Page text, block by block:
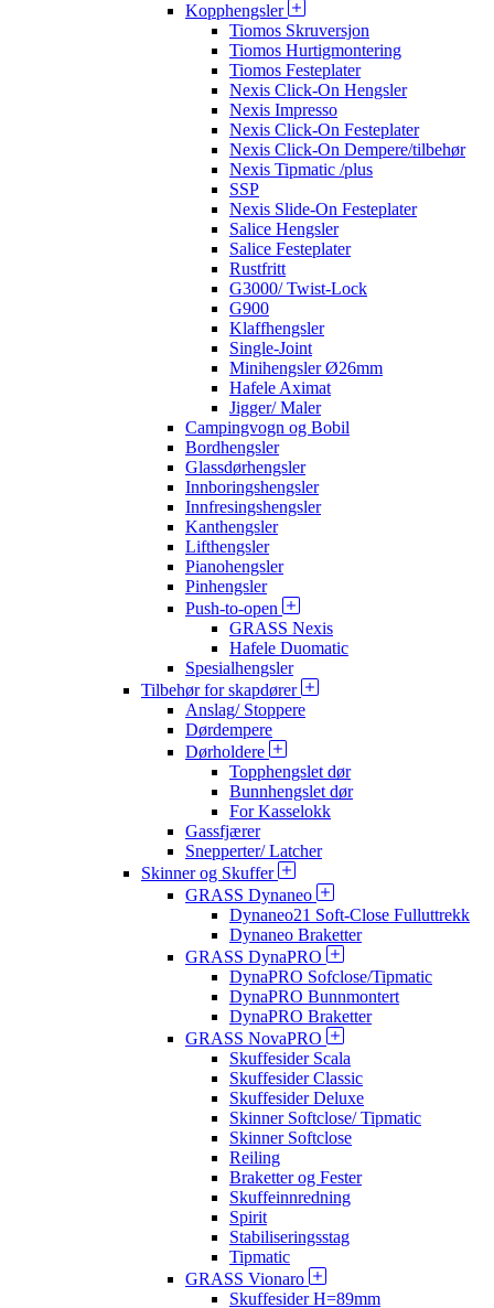
Kopphengsler
Tiomos Skruversjon
Tiomos Hurtigmontering
Tiomos Festeplater
Nexis Click-On Hengsler
Nexis Impresso
Nexis Click-On Festeplater
Nexis Click-On Dempere/tilbehør
Nexis Tipmatic /plus
SSP
Nexis Slide-On Festeplater
Salice Hengsler
Salice Festeplater
Rustfritt
G3000/ Twist-Lock
G900
Klaffhengsler
Single-Joint
Minihengsler Ø26mm
Hafele Aximat
Jigger/ Maler
Campingvogn og Bobil
Bordhengsler
Glassdørhengsler
Innboringshengsler
Innfresingshengsler
Kanthengsler
Lifthengsler
Pianohengsler
Pinhengsler
Push-to-open
GRASS Nexis
Hafele Duomatic
Spesialhengsler
Tilbehør for skapdører
Anslag/ Stoppere
Dørdempere
Dørholdere
Topphengslet dør
Bunnhengslet dør
For Kasselokk
Gassfjærer
Snepperter/ Latcher
Skinner og Skuffer
GRASS Dynaneo
Dynaneo21 Soft-Close Fulluttrekk
Dynaneo Braketter
GRASS DynaPRO
DynaPRO Sofclose/Tipmatic
DynaPRO Bunnmontert
DynaPRO Braketter
GRASS NovaPRO
Skuffesider Scala
Skuffesider Classic
Skuffesider Deluxe
Skinner Softclose/ Tipmatic
Skinner Softclose
Reiling
Braketter og Fester
Skuffeinnredning
Spirit
Stabiliseringsstag
Tipmatic
GRASS Vionaro
Skuffesider H=89mm